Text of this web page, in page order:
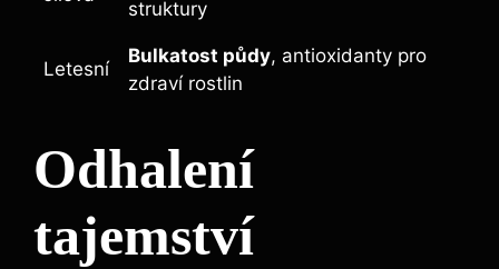
struktury
Letesní
Bulkatost⁢ půdy, antioxidanty pro
zdraví rostlin
Odhalení
tajemství